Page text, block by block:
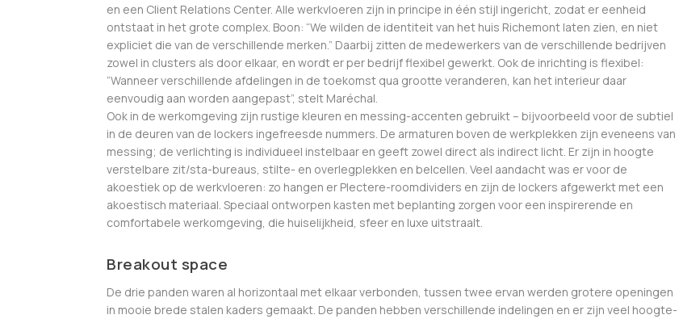
en een Client Relations Center. Alle werkvloeren zijn in principe in één stijl ingericht, zodat er eenheid
ontstaat in het grote complex. Boon: “We wilden de identiteit van het huis Richemont laten zien, en niet
expliciet die van de verschillende merken.” Daarbij zitten de medewerkers van de verschillende bedrijven
zowel in clusters als door elkaar, en wordt er per bedrijf flexibel gewerkt. Ook de inrichting is flexibel:
“Wanneer verschillende afdelingen in de toekomst qua grootte veranderen, kan het interieur daar
eenvoudig aan worden aangepast”, stelt Maréchal.
Ook in de werkomgeving zijn rustige kleuren en messing-accenten gebruikt – bijvoorbeeld voor de subtiel
in de deuren van de lockers ingefreesde nummers. De armaturen boven de werkplekken zijn eveneens van
messing; de verlichting is individueel instelbaar en geeft zowel direct als indirect licht. Er zijn in hoogte
verstelbare zit/sta-bureaus, stilte- en overlegplekken en belcellen. Veel aandacht was er voor de
akoestiek op de werkvloeren: zo hangen er Plectere-roomdividers en zijn de lockers afgewerkt met een
akoestisch materiaal. Speciaal ontworpen kasten met beplanting zorgen voor een inspirerende en
comfortabele werkomgeving, die huiselijkheid, sfeer en luxe uitstraalt.
Breakout space
De drie panden waren al horizontaal met elkaar verbonden, tussen twee ervan werden grotere openingen
in mooie brede stalen kaders gemaakt. De panden hebben verschillende indelingen en er zijn veel hoogte-